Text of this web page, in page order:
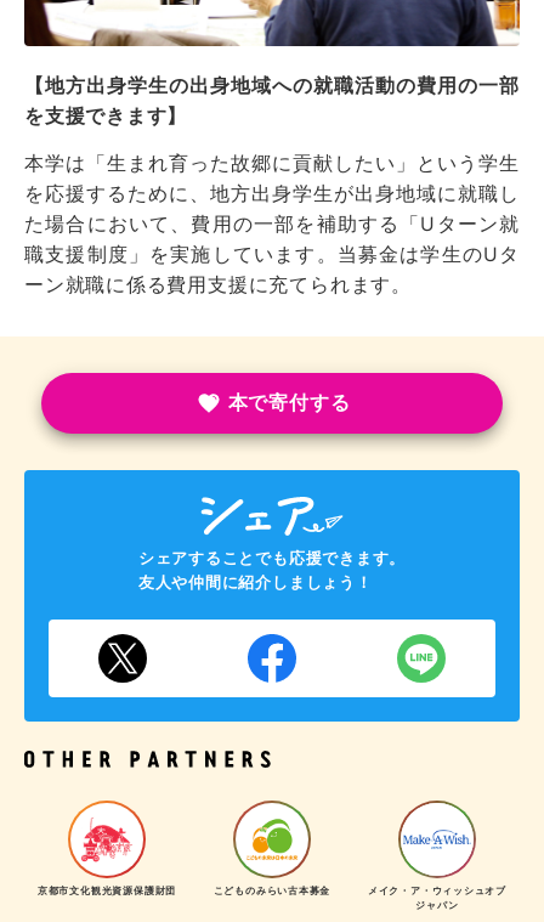
【地方出身学生の出身地域への就職活動の費用の一部
を支援できます】
本学は「生まれ育った故郷に貢献したい」という学生
を応援するために、地方出身学生が出身地域に就職し
た場合において、費用の一部を補助する「Uターン就
職支援制度」を実施しています。当募金は学生のUタ
ーン就職に係る費用支援に充てられます。
本で寄付する
シェアすることでも応援できます。
友人や仲間に紹介しましょう！
京都市文化観光資源保護財団 こどものみらい古本募金
メイク・ア・ウィッシュオブ
ジャパン